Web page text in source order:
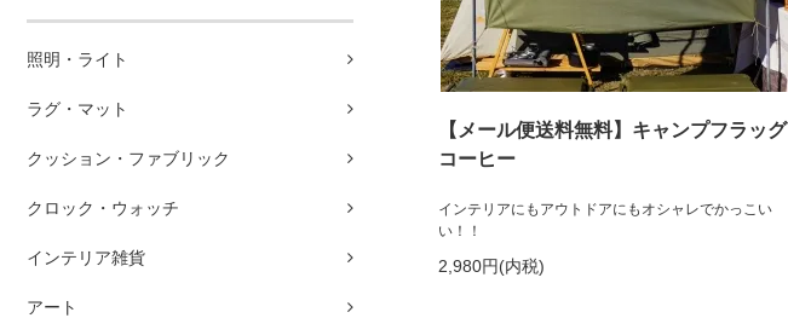
照明・ライト
ラグ・マット
クッション・ファブリック
クロック・ウォッチ
インテリア雑貨
アート
【メール便送料無料】キャンプフラッグ
コーヒー
インテリアにもアウトドアにもオシャレでかっこい
い！！
2,980円(内税)